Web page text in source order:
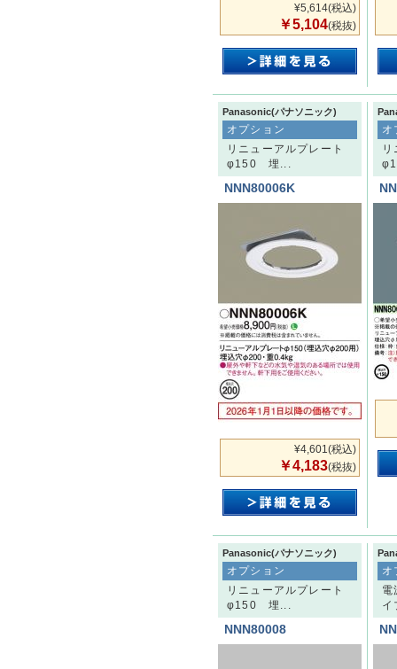
¥5,614(税込)
￥5,104(税抜)
Panasonic(パナソニック)
オプション
リニューアルプレート
φ150 埋...
NNN80006K
¥4,601(税込)
￥4,183(税抜)
オ
Panasonic(パナソニック)
オプション
リニューアルプレート
φ150 埋...
NNN80008
オ
イ